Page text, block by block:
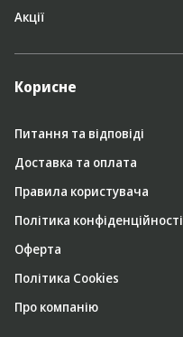
Акції
Корисне
Питання та відповіді
Доставка та оплата
Правила користувача
Політика конфіденційності
Оферта
Політика Cookies
Про компанію